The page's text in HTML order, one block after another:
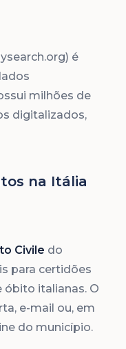
é
milhões de
digitalizados,
na Itália
Civile do
para certidões
óbito italianas. O
e-mail ou, em
do município.